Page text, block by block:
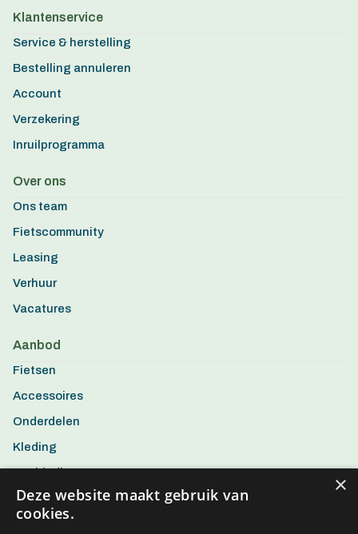
Klantenservice
Service & herstelling
Bestelling annuleren
Account
Verzekering
Inruilprogramma
Over ons
Ons team
Fietscommunity
Leasing
Verhuur
Vacatures
Aanbod
Fietsen
Accessoires
Onderdelen
Kleding
Aanbiedingen
×
Deze website maakt gebruik van
cookies.